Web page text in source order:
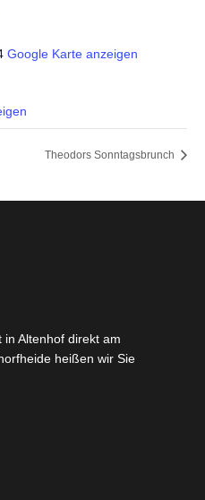
Google Karte anzeigen
Theodors Sonntagsbrunch
Altenhof direkt am
heißen wir Sie